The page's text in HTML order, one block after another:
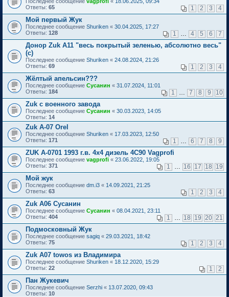
Ответы: 65 1 2 3 4
Мой первый Жук
Последнее сообщение Shuriken « 30.04.2025, 17:27
Ответы: 128 1 4 5 6 7
Донор Zuk A11 "весь покрытый зеленью, абсолютно весь"
(с)
Последнее сообщение Shuriken « 24.08.2024, 21:26
Ответы: 69 1 2 3 4
Жёлтый апельсин???
Последнее сообщение Сусанин « 31.07.2024, 11:01
Ответы: 184 1 7 8 9 10
Zuk с военного завода
Последнее сообщение Сусанин « 30.03.2023, 14:05
Ответы: 14
Zuk A-07 Orel
Последнее сообщение Shuriken « 17.03.2023, 12:50
Ответы: 171 1 6 7 8 9
ZUK А-0701 1993 г.в. 4x4 дизель 4С90 Vagprofi
Последнее сообщение vagprofi « 23.06.2022, 19:05
Ответы: 371 1 16 17 18 19
Мой жук
Последнее сообщение dm.i3 « 14.09.2021, 21:25
Ответы: 63 1 2 3 4
Zuk A06 Сусанин
Последнее сообщение Сусанин « 08.04.2021, 23:11
Ответы: 404 1 18 19 20 21
Подмосковный Жук
Последнее сообщение sagiq « 29.03.2021, 18:42
Ответы: 75 1 2 3 4
Zuk A07 towos из Владимира
Последнее сообщение Shuriken « 18.12.2020, 15:29
Ответы: 22 1 2
Пан Жукевич
Последнее сообщение Serzhi « 13.07.2020, 09:43
Ответы: 10